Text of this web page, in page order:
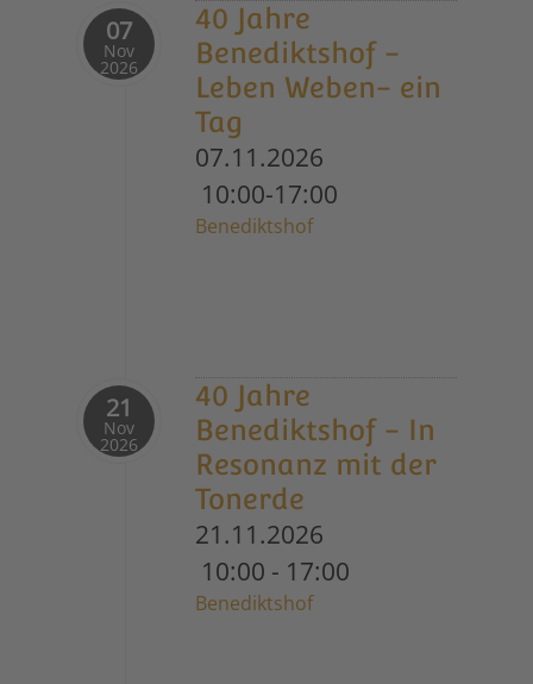
07
Nov
2026
40 Jahre
Benediktshof -
Leben Weben- ein
Tag
07.11.2026
10:00-17:00
Benediktshof
21
Nov
2026
40 Jahre
Benediktshof - In
Resonanz mit der
Tonerde
21.11.2026
10:00 - 17:00
Benediktshof